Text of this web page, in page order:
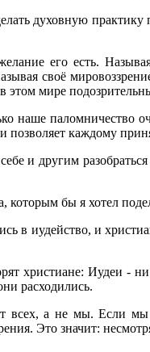
духовную
его есть.
своё
этом мире
наше паломничество
каждому
и другим
которым бы я хотел
в иудейство, и
христиане: Иудеи -
расходились.
а не мы. Если мы
Это значит: